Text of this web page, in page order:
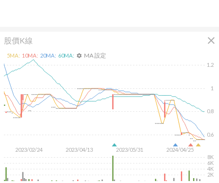
股價K線 close
2023/02/24 2023/04/13 2023/05/31 2024/04/25
0.6
0.8
1
1.2
2K
4K
6K
8K
5MA: 10MA: 20MA: 60MA: settings MA 設定